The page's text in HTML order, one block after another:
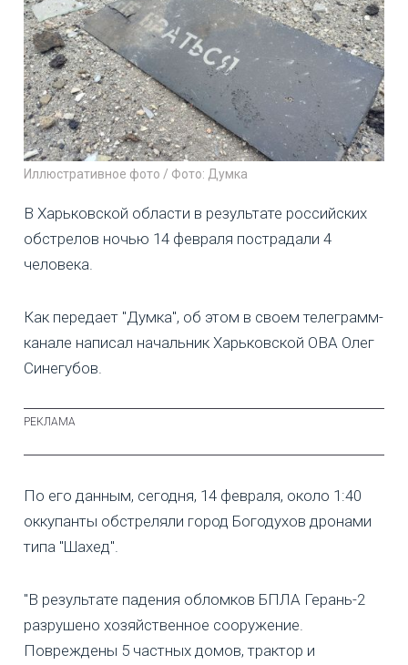
Иллюстративное фото / Фото: Думка
В Харьковской области в результате российских
обстрелов ночью 14 февраля пострадали 4
человека.
Как передает "Думка", об этом в своем телеграмм-
канале написал начальник Харьковской ОВА Олег
Синегубов.
По его данным, сегодня, 14 февраля, около 1:40
оккупанты обстреляли город Богодухов дронами
типа "Шахед".
"В результате падения обломков БПЛА Герань-2
разрушено хозяйственное сооружение.
Повреждены 5 частных домов, трактор и